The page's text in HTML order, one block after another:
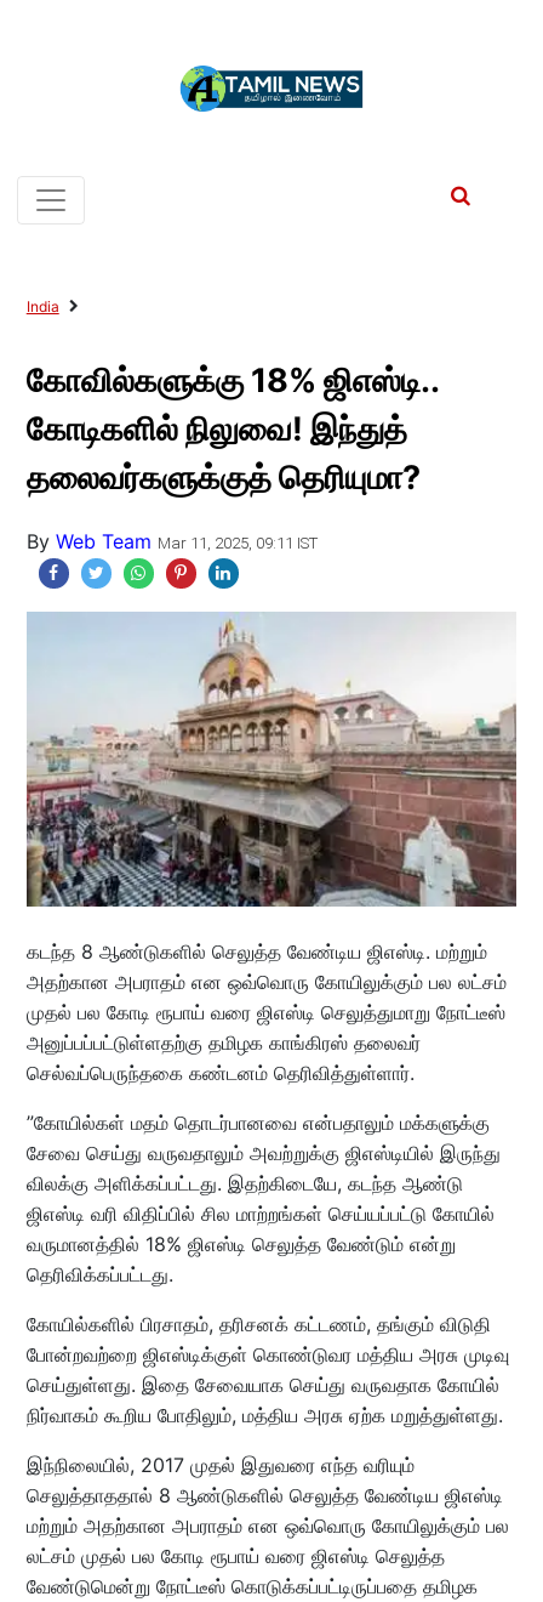
India
கோவில்களுக்கு 18% ஜிஎஸ்டி..
கோடிகளில் நிலுவை! இந்துத்
தலைவர்களுக்குத் தெரியுமா?
By Web Team Mar 11, 2025, 09:11 IST
கடந்த 8 ஆண்டுகளில் செலுத்த வேண்டிய ஜிஎஸ்டி. மற்றும்
அதற்கான அபராதம் என ஒவ்வொரு கோயிலுக்கும் பல லட்சம்
முதல் பல கோடி ரூபாய் வரை ஜிஎஸ்டி செலுத்துமாறு நோட்டீஸ்
அனுப்பப்பட்டுள்ளதற்கு தமிழக காங்கிரஸ் தலைவர்
செல்வப்பெருந்தகை கண்டனம் தெரிவித்துள்ளார்.
”கோயில்கள் மதம் தொடர்பானவை என்பதாலும் மக்களுக்கு
சேவை செய்து வருவதாலும் அவற்றுக்கு ஜிஎஸ்டியில் இருந்து
விலக்கு அளிக்கப்பட்டது. இதற்கிடையே, கடந்த ஆண்டு
ஜிஎஸ்டி வரி விதிப்பில் சில மாற்றங்கள் செய்யப்பட்டு கோயில்
வருமானத்தில் 18% ஜிஎஸ்டி செலுத்த வேண்டும் என்று
தெரிவிக்கப்பட்டது.
கோயில்களில் பிரசாதம், தரிசனக் கட்டணம், தங்கும் விடுதி
போன்றவற்றை ஜிஎஸ்டிக்குள் கொண்டுவர மத்திய அரசு முடிவு
செய்துள்ளது. இதை சேவையாக செய்து வருவதாக கோயில்
நிர்வாகம் கூறிய போதிலும், மத்திய அரசு ஏற்க மறுத்துள்ளது.
இந்நிலையில், 2017 முதல் இதுவரை எந்த வரியும்
செலுத்தாததால் 8 ஆண்டுகளில் செலுத்த வேண்டிய ஜிஎஸ்டி
மற்றும் அதற்கான அபராதம் என ஒவ்வொரு கோயிலுக்கும் பல
லட்சம் முதல் பல கோடி ரூபாய் வரை ஜிஎஸ்டி செலுத்த
வேண்டுமென்று நோட்டீஸ் கொடுக்கப்பட்டிருப்பதை தமிழக